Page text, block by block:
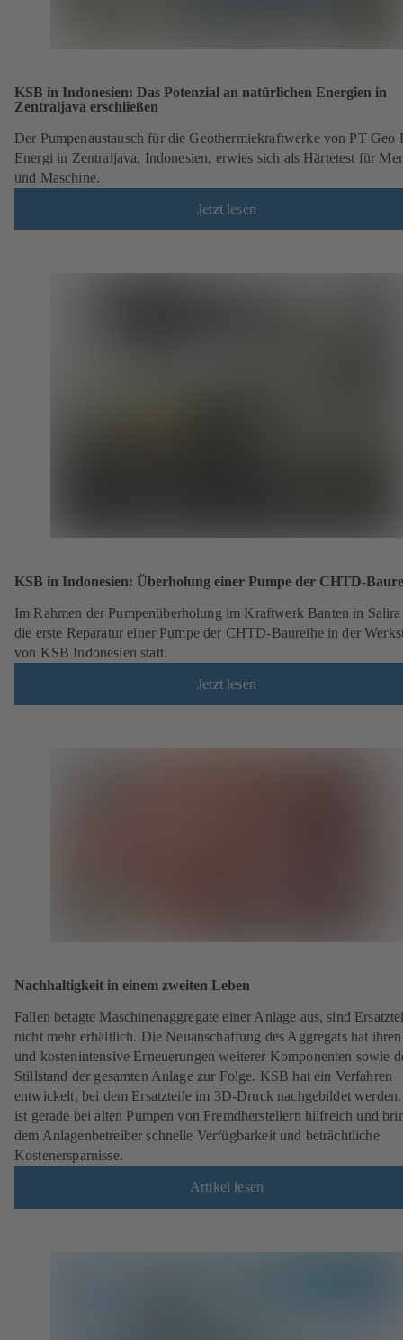
KSB in Indonesien: Das Potenzial an natürlichen Energien in
Zentraljava erschließen
Der Pumpenaustausch für die Geothermiekraftwerke von PT Geo
Energi in Zentraljava, Indonesien, erwies sich als Härtetest für
und Maschine.
Jetzt lesen
KSB in Indonesien: Überholung einer Pumpe der CHTD-
Im Rahmen der Pumpenüberholung im Kraftwerk Banten in
die erste Reparatur einer Pumpe der CHTD-Baureihe in der
von KSB Indonesien statt.
Jetzt lesen
Nachhaltigkeit in einem zweiten Leben
Fallen betagte Maschinenaggregate einer Anlage aus, sind
nicht mehr erhältlich. Die Neuanschaffung des Aggregats hat
und kostenintensive Erneuerungen weiterer Komponenten sowie
Stillstand der gesamten Anlage zur Folge. KSB hat ein Verfahren
entwickelt, bei dem Ersatzteile im 3D-Druck nachgebildet
ist gerade bei alten Pumpen von Fremdherstellern hilfreich und
dem Anlagenbetreiber schnelle Verfügbarkeit und beträchtliche
Kostenersparnisse.
Artikel lesen